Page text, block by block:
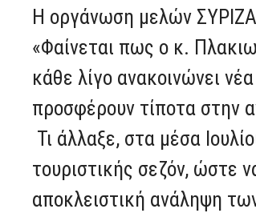
Η οργάνωση μελών
«Φαίνεται πως ο κ.
κάθε λίγο ανακοινώνει
προσφέρουν τίποτα στην
Τι άλλαξε, στα μέσα
τουριστικής σεζόν, ώστε
αποκλειστική ανάληψη